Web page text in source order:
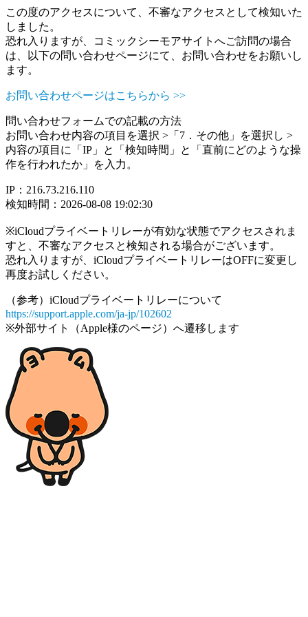
この度のアクセスについて、不審なアクセスとして検知いた
しました。
恐れ入りますが、コミックシーモアサイトへご訪問の場合
は、以下の問い合わせページにて、お問い合わせをお願いし
ます。
お問い合わせページはこちらから >>
問い合わせフォームでの記載の方法
お問い合わせ内容の項目を選択 >「7．その他」を選択し >
内容の項目に「IP」と「検知時間」と「直前にどのような操
作を行われたか」を入力。
IP：216.73.216.110
検知時間：2026-08-08 19:02:30
※iCloudプライベートリレーが有効な状態でアクセスされま
すと、不審なアクセスと検知される場合がございます。
恐れ入りますが、iCloudプライベートリレーはOFFに変更し
再度お試しください。
（参考）iCloudプライベートリレーについて
https://support.apple.com/ja-jp/102602
※外部サイト（Apple様のページ）へ遷移します